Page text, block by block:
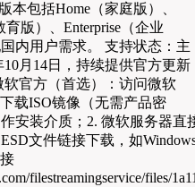
本包括Home（家庭版）、
版）、Enterprise（企业
内用户需求。 支持状态：主
月14日，持续提供官方更新
官方（首选）：访问微软
载ISO镜像（无需产品密
安装介质；2. 微软服务器直
文件链接下载，如
filestreamingservice/files/